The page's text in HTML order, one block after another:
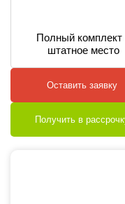
Полный комплект
штатное место
Оставить заявку
Получить в